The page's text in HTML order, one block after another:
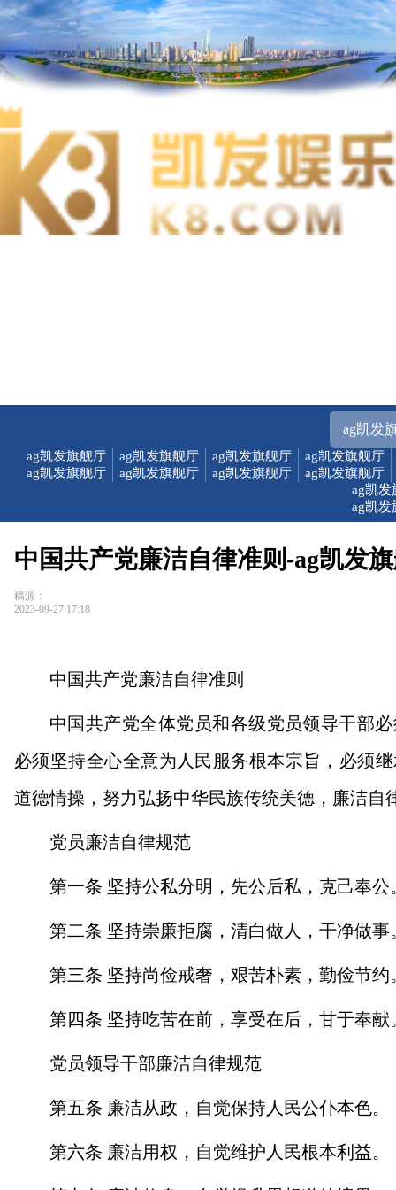
ag凯发
ag凯发旗舰厅
ag凯发旗舰厅
ag凯发旗舰厅
ag凯发旗舰厅
ag凯发旗舰厅
ag凯发旗舰厅
ag凯发旗舰厅
ag凯发旗舰厅
ag凯发
ag凯发
中国共产党廉洁自律准则-ag凯发
稿源：
2023-09-27 17:18
中国共产党廉洁自律准则
中国共产党全体党员和各级党员领导干部
必须坚持全心全意为人民服务根本宗旨，必须
道德情操，努力弘扬中华民族传统美德，廉洁
党员廉洁自律规范
第一条 坚持公私分明，先公后私，克己奉公
第二条 坚持崇廉拒腐，清白做人，干净做事
第三条 坚持尚俭戒奢，艰苦朴素，勤俭节约
第四条 坚持吃苦在前，享受在后，甘于奉献
党员领导干部廉洁自律规范
第五条 廉洁从政，自觉保持人民公仆本色。
第六条 廉洁用权，自觉维护人民根本利益。